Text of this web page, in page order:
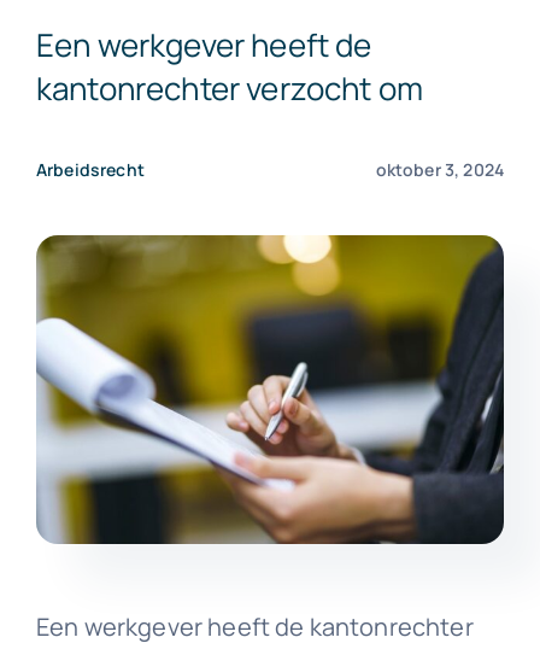
Een werkgever heeft de
kantonrechter verzocht om
Arbeidsrecht oktober 3, 2024
Een werkgever heeft de kantonrechter